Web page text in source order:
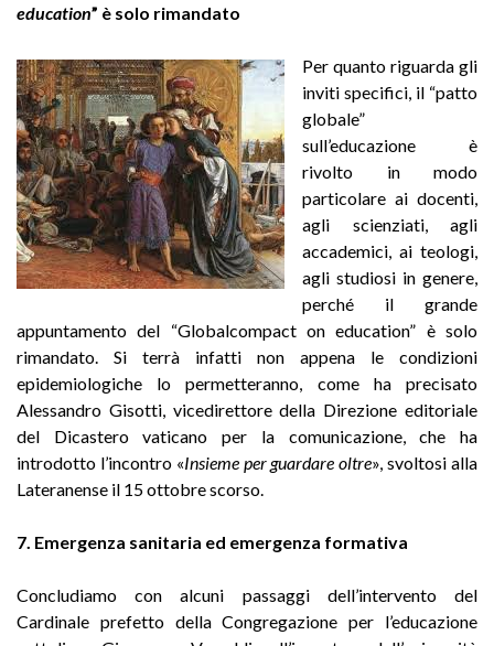
education” è solo rimandato
Per quanto riguarda gli
inviti specifici, il “patto
globale”
sull’educazione è
rivolto in modo
particolare ai docenti,
agli scienziati, agli
accademici, ai teologi,
agli studiosi in genere,
perché il grande
appuntamento del “Globalcompact on education” è solo
rimandato. Si terrà infatti non appena le condizioni
epidemiologiche lo permetteranno, come ha precisato
Alessandro Gisotti, vicedirettore della Direzione editoriale
del Dicastero vaticano per la comunicazione, che ha
introdotto l’incontro «Insieme per guardare oltre», svoltosi alla
Lateranense il 15 ottobre scorso.
7. Emergenza sanitaria ed emergenza formativa
Concludiamo con alcuni passaggi dell’intervento del
Cardinale prefetto della Congregazione per l’educazione